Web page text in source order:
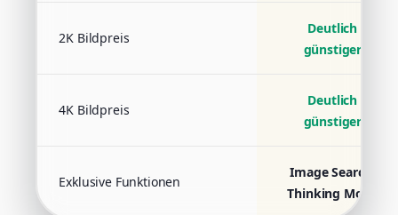
2K Bildpreis
Deutlich
günstiger
4K Bildpreis
Deutlich
günstiger
Exklusive Funktionen
Image Search,
Thinking Mode